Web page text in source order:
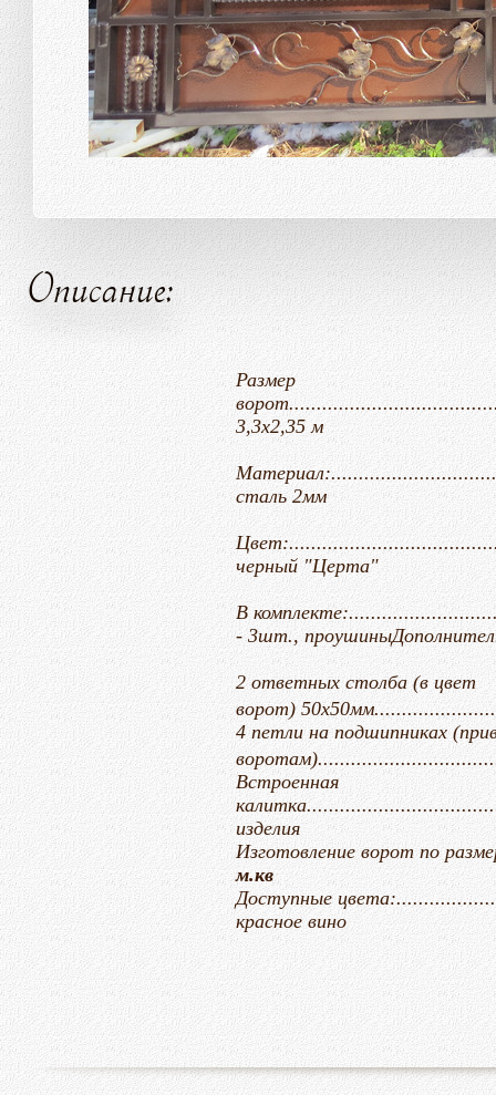
Описание:
Размер
3,3х2,35 м
сталь 2мм
черный "Церта"
В
- 3шт., проушины
2 ответных столба (в цвет
ворот)
4 петли на подшипниках
Встроенная
изделия
Изготовление ворот по
м.кв
Доступные
красное вино